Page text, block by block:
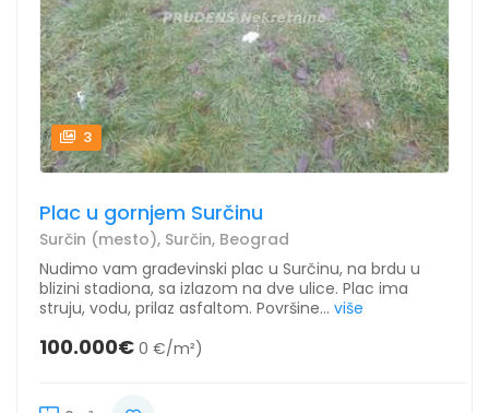
3
Plac u gornjem Surčinu
Surčin (mesto), Surčin, Beograd
Nudimo vam građevinski plac u Surčinu, na brdu u
blizini stadiona, sa izlazom na dve ulice. Plac ima
struju, vodu, prilaz asfaltom. Površine... više
100.000€ 0 €/m²)